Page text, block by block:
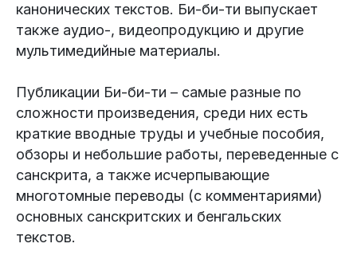
канонических текстов. Би-би-ти выпускает
также аудио-, видеопродукцию и другие
мультимедийные материалы.
Публикации Би-би-ти – самые разные по
сложности произведения, среди них есть
краткие вводные труды и учебные пособия,
обзоры и небольшие работы, переведенные с
санскрита, а также исчерпывающие
многотомные переводы (с комментариями)
основных санскритских и бенгальских
текстов.